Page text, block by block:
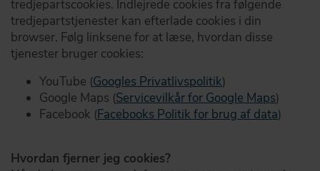
tredjepartscookies. Indlejrede cookies fra følgende
tredjepartstjenester kan efterlade cookies i din
browser. Følg linksene for at læse, hvordan disse
tjenester bruger cookies:
YouTube (Googles Privatlivspolitik)
Google Maps (Servicevilkår for Google Maps)
Facebook (Facebooks Politik for brug af data)
Hvordan fjerner jeg cookies?